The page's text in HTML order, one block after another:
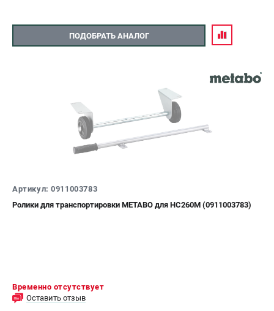
ПОДОБРАТЬ АНАЛОГ
Артикул: 0911003783
Ролики для транспортировки METABO для HC260M (0911003783)
Временно отсутствует
Оставить отзыв